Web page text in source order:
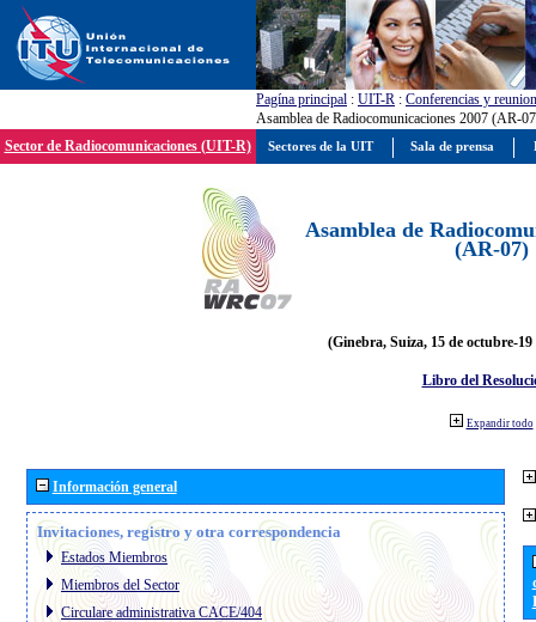
Pagína principal : UIT-R : Conferencias y
Asamblea de Radiocomunicaciones 2007 (AR-
Sector de Radiocomunicaciones (UIT-R)
Asamblea de
(AR-07)
(Ginebra, Suiza, 15 de octubre-19
Libro del
Expandir todo
Información general
Invitaciones, registro y otra correspondencia
Estados Miembros
Miembros del Sector
Circulare administrativa CACE/404
Sectores de la UIT Sala de prensa